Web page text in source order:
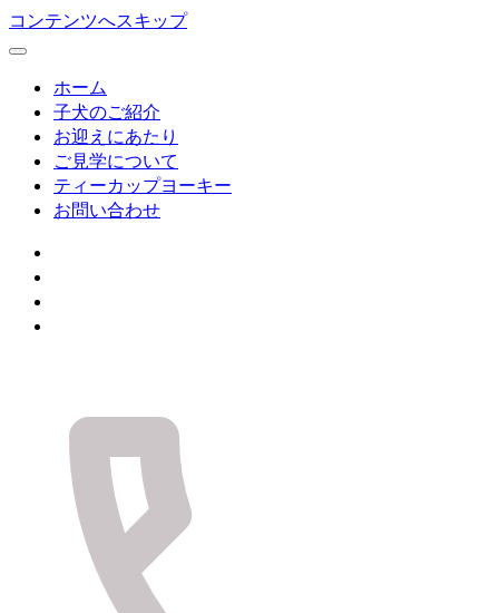
コンテンツへスキップ
ホーム
子犬のご紹介
お迎えにあたり
ご見学について
ティーカップヨーキー
お問い合わせ